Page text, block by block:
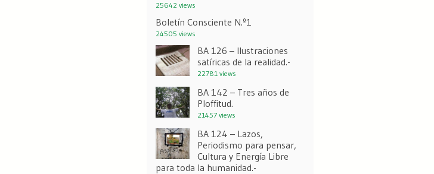
25642 views
Boletín Consciente N.º1
24505 views
BA 126 – Ilustraciones
satíricas de la realidad.-
22781 views
BA 142 – Tres años de
Ploffitud.
21457 views
BA 124 – Lazos,
Periodismo para pensar,
Cultura y Energía Libre
para toda la humanidad.-